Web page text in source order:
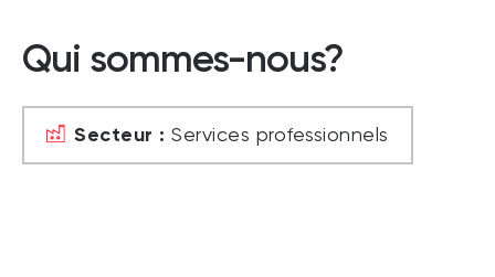
Qui sommes-nous?
Secteur : Services professionnels